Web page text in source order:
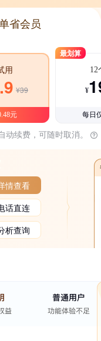
省会员
用
¥39
元
最划算
12
¥
每日
动续费，可随时取消。
情查看
话直连
析查询